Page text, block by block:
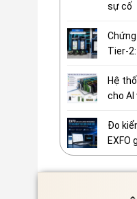
sự cố
Tier-
Hệ
cho AI
Đo
EXFO